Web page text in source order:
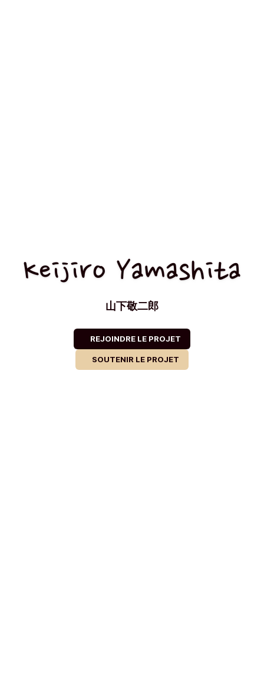
Keijiro Yamashita
山下敬二郎
REJOINDRE LE PROJET
SOUTENIR LE PROJET